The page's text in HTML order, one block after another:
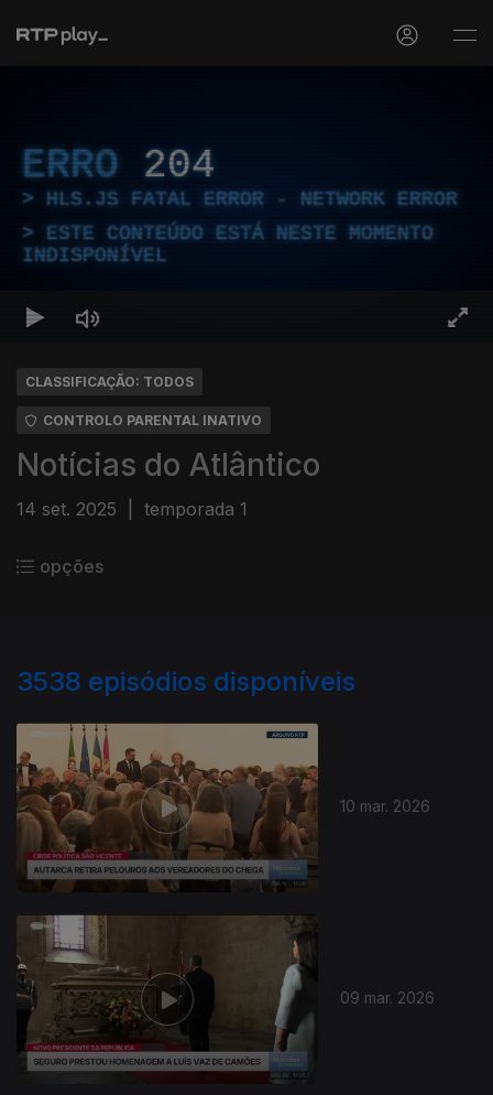
ERRO 204
HLS.JS FATAL ERROR - NETWORK ERROR
ESTE CONTEÚDO ESTÁ NESTE MOMENTO
INDISPONÍVEL
CLASSIFICAÇÃO: TODOS
CONTROLO PARENTAL INATIVO
Notícias do Atlântico
14 set. 2025 temporada 1
opções
3538 episódios disponíveis
10 mar. 2026
09 mar. 2026